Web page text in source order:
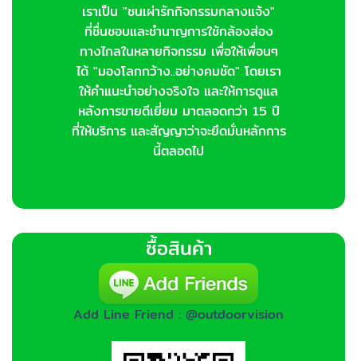
เราเป็น "ชนเผ่ารักกิจกรรมกลางแจ้ง"
ที่ชื่นชอบและชำนาญการใช้กล้องส่อง
ทางไกลในหลายกิจกรรม เพื่อให้เพื่อนๆ
ได้ "มองโลกกว้าง..อย่างคมชัด" โดยเรา
ให้คำแนะนำอย่างจริงใจ และให้การดูแล
หลังการขายดีเยี่ยม มาตลอดกว่า 15 ปี
ที่ให้บริการ และสัญญาว่าจะยึดมั่นหลักการ
นี้ตลอดไป
ซื้อสินค้า
Add Line Friend : @outdoorvision